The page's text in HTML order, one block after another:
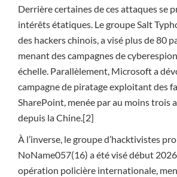
Derrière certaines de ces attaques se
intérêts étatiques. Le groupe Salt
des hackers chinois, a visé plus de 80
menant des campagnes de
échelle. Parallèlement, Microsoft a
campagne de piratage exploitant des
SharePoint, menée par au moins trois
depuis la Chine.[2]
À l’inverse, le groupe d’hacktivistes
NoName057(16) a été visé début
opération policière internationale,